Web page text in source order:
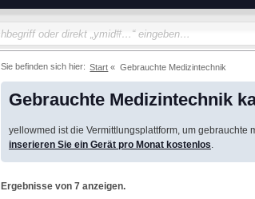
Sie befinden sich hier: Start Gebrauchte Medizintechnik
Gebrauchte Medizintechnik
yellowmed ist die Vermittlungsplattform, um gebrauchte
inserieren Sie ein Gerät pro Monat kostenlos
Ergebnisse von 7 anzeigen.